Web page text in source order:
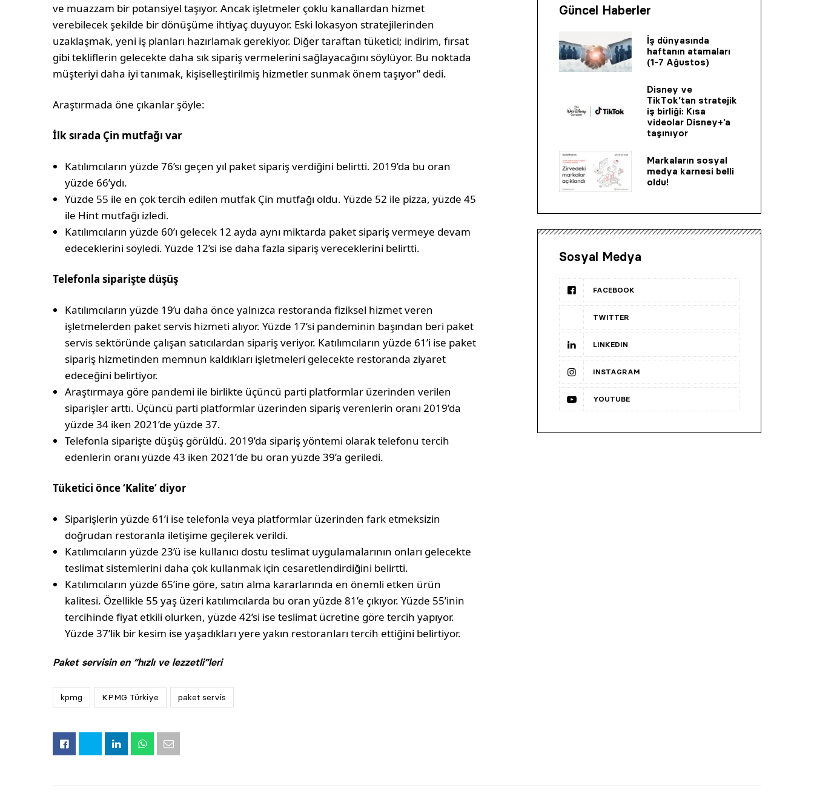
ve muazzam bir potansiyel taşıyor. Ancak işletmeler çoklu kanallardan hizmet
verebilecek şekilde bir dönüşüme ihtiyaç duyuyor. Eski lokasyon stratejilerinden
uzaklaşmak, yeni iş planları hazırlamak gerekiyor. Diğer taraftan tüketici; indirim, fırsat
gibi tekliflerin gelecekte daha sık sipariş vermelerini sağlayacağını söylüyor. Bu noktada
müşteriyi daha iyi tanımak, kişiselleştirilmiş hizmetler sunmak önem taşıyor” dedi.
Araştırmada öne çıkanlar şöyle:
İlk sırada Çin mutfağı var
Katılımcıların yüzde 76’sı geçen yıl paket sipariş verdiğini belirtti. 2019’da bu oran
yüzde 66’ydı.
Yüzde 55 ile en çok tercih edilen mutfak Çin mutfağı oldu. Yüzde 52 ile pizza, yüzde 45
ile Hint mutfağı izledi.
Katılımcıların yüzde 60’ı gelecek 12 ayda aynı miktarda paket sipariş vermeye devam
edeceklerini söyledi. Yüzde 12’si ise daha fazla sipariş vereceklerini belirtti.
Telefonla siparişte düşüş
Katılımcıların yüzde 19’u daha önce yalnızca restoranda fiziksel hizmet veren
işletmelerden paket servis hizmeti alıyor. Yüzde 17’si pandeminin başından beri paket
servis sektöründe çalışan satıcılardan sipariş veriyor. Katılımcıların yüzde 61’i ise paket
sipariş hizmetinden memnun kaldıkları işletmeleri gelecekte restoranda ziyaret
edeceğini belirtiyor.
Araştırmaya göre pandemi ile birlikte üçüncü parti platformlar üzerinden verilen
siparişler arttı. Üçüncü parti platformlar üzerinden sipariş verenlerin oranı 2019’da
yüzde 34 iken 2021’de yüzde 37.
Telefonla siparişte düşüş görüldü. 2019’da sipariş yöntemi olarak telefonu tercih
edenlerin oranı yüzde 43 iken 2021’de bu oran yüzde 39’a geriledi.
Tüketici önce ‘Kalite’ diyor
Siparişlerin yüzde 61’i ise telefonla veya platformlar üzerinden fark etmeksizin
doğrudan restoranla iletişime geçilerek verildi.
Katılımcıların yüzde 23’ü ise kullanıcı dostu teslimat uygulamalarının onları gelecekte
teslimat sistemlerini daha çok kullanmak için cesaretlendirdiğini belirtti.
Katılımcıların yüzde 65’ine göre, satın alma kararlarında en önemli etken ürün
kalitesi. Özellikle 55 yaş üzeri katılımcılarda bu oran yüzde 81’e çıkıyor. Yüzde 55’inin
tercihinde fiyat etkili olurken, yüzde 42’si ise teslimat ücretine göre tercih yapıyor.
Yüzde 37’lik bir kesim ise yaşadıkları yere yakın restoranları tercih ettiğini belirtiyor.
Paket servisin en “hızlı ve lezzetli”leri
kpmg KPMG Türkiye paket servis
Güncel Haberler
İş dünyasında
haftanın atamaları
(1-7 Ağustos)
Disney ve
TikTok’tan stratejik
iş birliği: Kısa
videolar Disney+’a
taşınıyor
Markaların sosyal
medya karnesi belli
oldu!
Sosyal Medya
FACEBOOK
TWITTER
LINKEDIN
INSTAGRAM
YOUTUBE